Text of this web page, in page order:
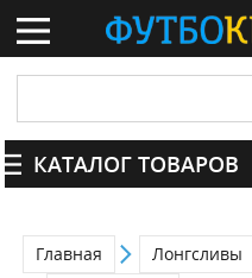
КАТАЛОГ ТОВАРОВ
Главная Лонгсливы